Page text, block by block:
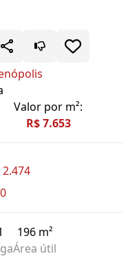
Valor por m²:
R$ 7.653
2.474
196 m²
Área útil